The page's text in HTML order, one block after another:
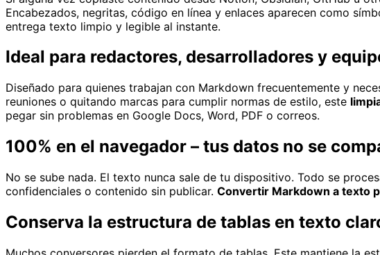
Encabezados, negritas, código en línea y enlaces aparecen como
entrega texto limpio y legible al instante.
Ideal para redactores, desarrolladores y
Diseñado para quienes trabajan con Markdown frecuentemente y
reuniones o quitando marcas para cumplir normas de estilo, este
pegar sin problemas en Google Docs, Word, PDF o correos.
100% en el navegador – tus datos no se
No se sube nada. El texto nunca sale de tu dispositivo. Todo se
confidenciales o contenido sin publicar. Convertir Markdown a texto
Conserva la estructura de tablas en texto